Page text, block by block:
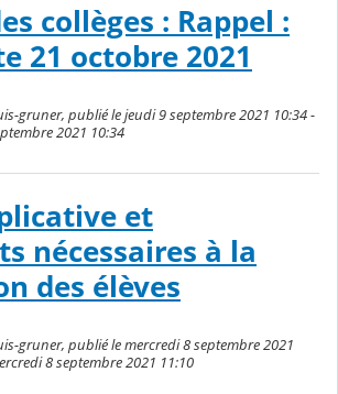
collèges : Rappel :
21 octobre 2021
gruner, publié le jeudi 9 septembre 2021 10:34 -
2021 10:34
et
nécessaires à la
des élèves
gruner, publié le mercredi 8 septembre 2021
8 septembre 2021 11:10